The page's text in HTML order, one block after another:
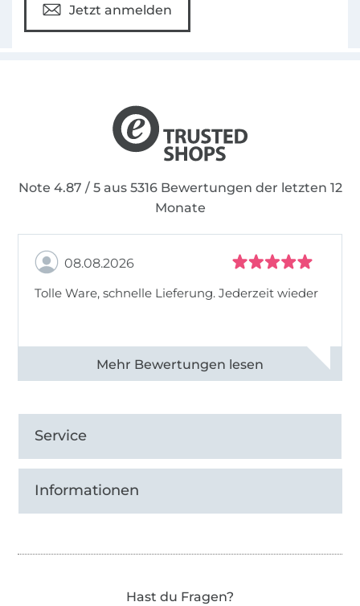
Jetzt anmelden
Note 4.87 / 5 aus 5316 Bewertungen der letzten 12
Monate
08.08.2026
Tolle Ware, schnelle Lieferung. Jederzeit wieder
Alle 83013 Bewertungen ansehen
Service
Informationen
Hast du Fragen?